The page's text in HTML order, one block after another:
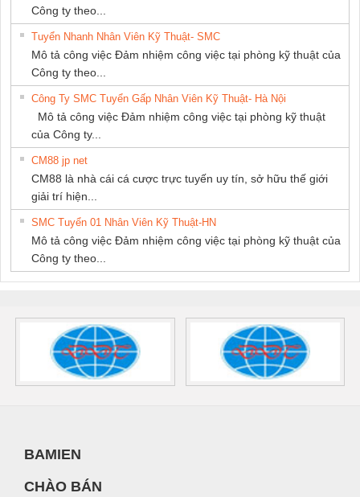
Công ty theo...
Tuyển Nhanh Nhân Viên Kỹ Thuật- SMC
Mô tả công việc Đảm nhiệm công việc tại phòng kỹ thuật của
Công ty theo...
Công Ty SMC Tuyển Gấp Nhân Viên Kỹ Thuật- Hà Nội
Mô tả công việc Đảm nhiệm công việc tại phòng kỹ thuật
của Công ty...
CM88 jp net
CM88 là nhà cái cá cược trực tuyến uy tín, sở hữu thế giới
giải trí hiện...
SMC Tuyển 01 Nhân Viên Kỹ Thuật-HN
Mô tả công việc Đảm nhiệm công việc tại phòng kỹ thuật của
Công ty theo...
BAMIEN
CHÀO BÁN